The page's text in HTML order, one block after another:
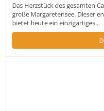
Das Herzstück des gesamten
große Margaretensee. Dieser
bietet heute ein einzigartiges...